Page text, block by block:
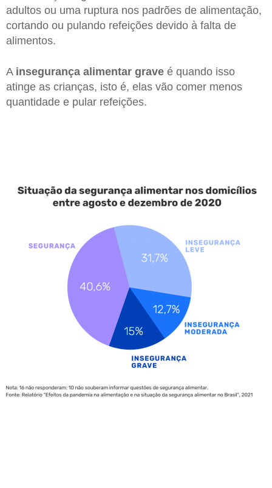
adultos ou uma ruptura nos padrões de alimentação,
cortando ou pulando refeições devido à falta de
alimentos.
A insegurança alimentar grave é quando isso
atinge as crianças, isto é, elas vão comer menos
quantidade e pular refeições.